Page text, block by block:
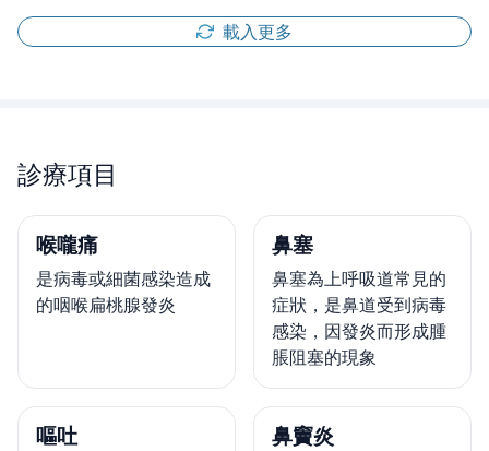
載入更多
診療項目
喉嚨痛
是病毒或細菌感染造成
的咽喉扁桃腺發炎
鼻塞
鼻塞為上呼吸道常見的
症狀，是鼻道受到病毒
感染，因發炎而形成腫
脹阻塞的現象
嘔吐 鼻竇炎